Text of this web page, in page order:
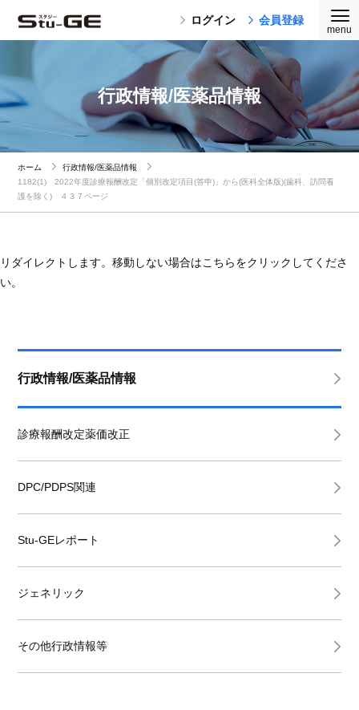
ログイン 会員登録
行政情報/医薬品情報
ホーム
行政情報/医薬品情報
1182(1) 2022年度診療報酬改定「個別改定項目(答申)」から(医科全体版)(歯科、訪問看
護を除く) ４３７ページ
リダイレクトします。移動しない場合はこちらをクリックしてくださ
い。
行政情報/医薬品情報
診療報酬改定薬価改正
DPC/PDPS関連
Stu-GEレポート
ジェネリック
その他行政情報等